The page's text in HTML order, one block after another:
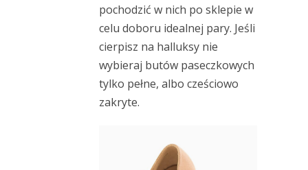
pochodzić w nich po sklepie w
celu doboru idealnej pary. Jeśli
cierpisz na halluksy nie
wybieraj butów paseczkowych
tylko pełne, albo cześciowo
zakryte.